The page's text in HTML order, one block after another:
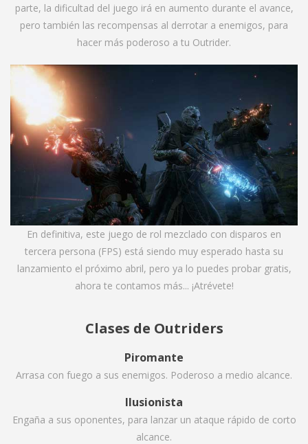
parte, la dificultad del juego irá en aumento durante el avance,
pero también las recompensas al derrotar a enemigos, para
hacer más poderoso a tu Outrider.
En definitiva, este juego de rol mezclado con disparos en
tercera persona (FPS) está siendo muy esperado hasta su
lanzamiento el próximo abril, pero ya lo puedes probar gratis,
ahora te contamos más... ¡Atrévete!
Clases de Outriders
Piromante
Arrasa con fuego a sus enemigos. Poderoso a medio alcance.
Ilusionista
Engaña a sus oponentes, para lanzar un ataque rápido de corto
alcance.